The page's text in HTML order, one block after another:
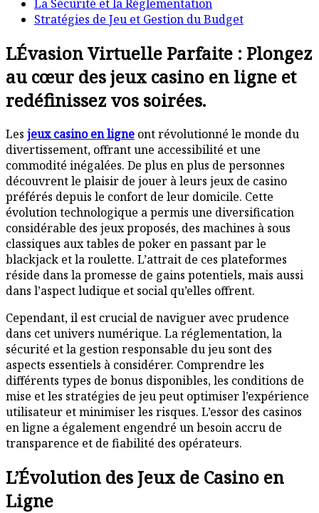
La Sécurité et la Réglementation
Stratégies de Jeu et Gestion du Budget
LÉvasion Virtuelle Parfaite : Plongez
au cœur des jeux casino en ligne et
redéfinissez vos soirées.
Les jeux casino en ligne ont révolutionné le monde du
divertissement, offrant une accessibilité et une
commodité inégalées. De plus en plus de personnes
découvrent le plaisir de jouer à leurs jeux de casino
préférés depuis le confort de leur domicile. Cette
évolution technologique a permis une diversification
considérable des jeux proposés, des machines à sous
classiques aux tables de poker en passant par le
blackjack et la roulette. L’attrait de ces plateformes
réside dans la promesse de gains potentiels, mais aussi
dans l’aspect ludique et social qu’elles offrent.
Cependant, il est crucial de naviguer avec prudence
dans cet univers numérique. La réglementation, la
sécurité et la gestion responsable du jeu sont des
aspects essentiels à considérer. Comprendre les
différents types de bonus disponibles, les conditions de
mise et les stratégies de jeu peut optimiser l’expérience
utilisateur et minimiser les risques. L’essor des casinos
en ligne a également engendré un besoin accru de
transparence et de fiabilité des opérateurs.
L’Évolution des Jeux de Casino en
Ligne